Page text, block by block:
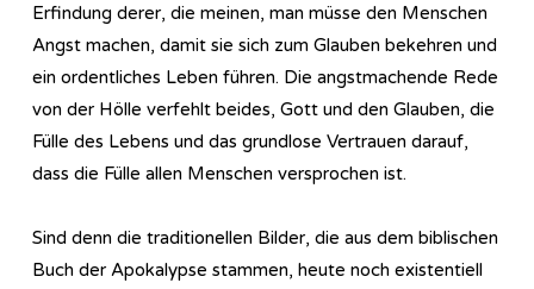
Erfindung derer, die meinen, man müsse den Menschen
Angst machen, damit sie sich zum Glauben bekehren und
ein ordentliches Leben führen. Die angstmachende Rede
von der Hölle verfehlt beides, Gott und den Glauben, die
Fülle des Lebens und das grundlose Vertrauen darauf,
dass die Fülle allen Menschen versprochen ist.
Sind denn die traditionellen Bilder, die aus dem biblischen
Buch der Apokalypse stammen, heute noch existentiell